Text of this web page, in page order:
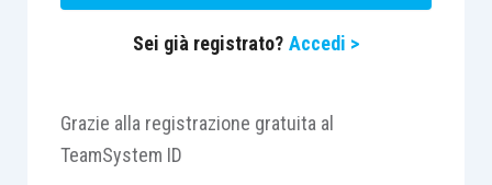
invece, saranno accolte automaticamente.
Sei già registrato? Accedi >
Grazie alla registrazione gratuita al
TeamSystem ID